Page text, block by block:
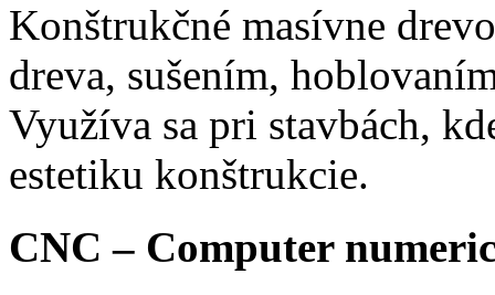
Konštrukčné masívne
dreva, sušením,
Využíva sa pri stavbách,
estetiku konštrukcie.
CNC – Computer